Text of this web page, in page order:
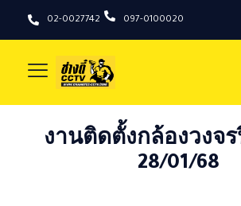
02-0027742 097-0100020
งานติดตั้งกล้องวงจ
28/01/68